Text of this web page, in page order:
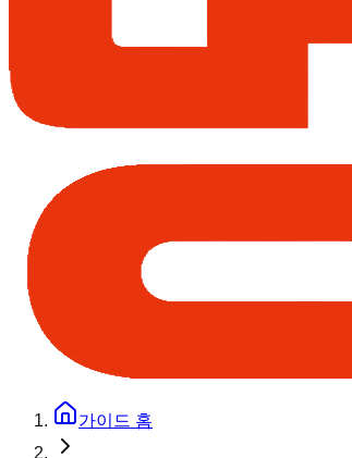
가이드 홈